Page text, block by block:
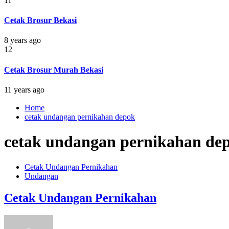
Cetak Brosur Bekasi
8 years ago
12
Cetak Brosur Murah Bekasi
11 years ago
Home
cetak undangan pernikahan depok
cetak undangan pernikahan
Cetak Undangan Pernikahan
Undangan
Cetak Undangan Pernikahan